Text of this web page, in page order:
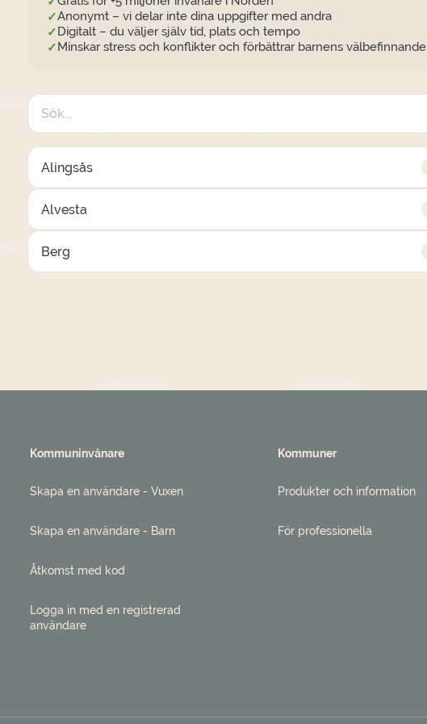
✓Anonymt – vi delar inte dina uppgifter med andra
✓Digitalt – du väljer själv tid, plats och tempo
✓Minskar stress och konflikter och förbättrar barnens välbefinnande
Alingsås
Alvesta
Berg
Kommuninvånare
Skapa en användare - Vuxen
Skapa en användare - Barn
Åtkomst med kod
Logga in med en registrerad
användare
Kommuner
Produkter och information
För professionella